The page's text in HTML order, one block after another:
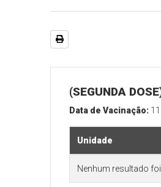
(SEGUNDA
Data de Vacinação:
Unidade
Nenhum resultado